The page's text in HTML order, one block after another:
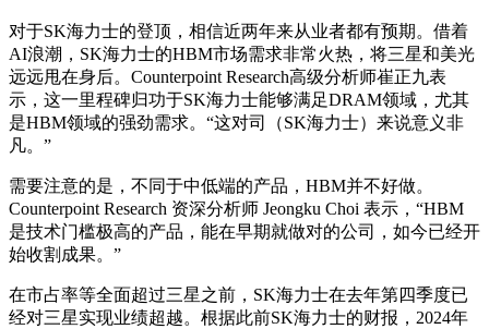
对于SK海力士的登顶，相信近两年来从业者都有预期。借着
AI浪潮，SK海力士的HBM市场需求非常火热，将三星和美光
远远甩在身后。Counterpoint Research高级分析师崔正九表
示，这一里程碑归功于SK海力士能够满足DRAM领域，尤其
是HBM领域的强劲需求。“这对司（SK海力士）来说意义非
凡。”
需要注意的是，不同于中低端的产品，HBM并不好做。
Counterpoint Research 资深分析师 Jeongku Choi 表示，“HBM
是技术门槛极高的产品，能在早期就做对的公司，如今已经开
始收割成果。”
在市占率等全面超过三星之前，SK海力士在去年第四季度已
经对三星实现业绩超越。根据此前SK海力士的财报，2024年